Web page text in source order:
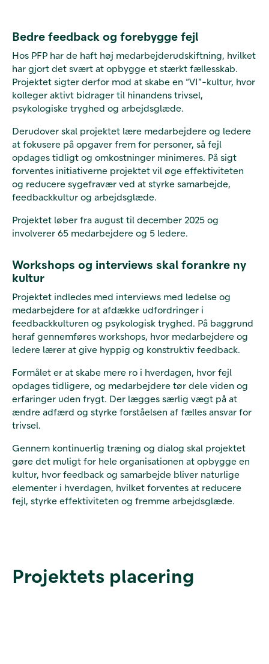
Bedre feedback og forebygge fejl
Hos PFP har de haft høj medarbejderudskiftning, hvilket
har gjort det svært at opbygge et stærkt fællesskab.
Projektet sigter derfor mod at skabe en “VI”-kultur, hvor
kolleger aktivt bidrager til hinandens trivsel,
psykologiske tryghed og arbejdsglæde.
Derudover skal projektet lære medarbejdere og ledere
at fokusere på opgaver frem for personer, så fejl
opdages tidligt og omkostninger minimeres. På sigt
forventes initiativerne projektet vil øge effektiviteten
og reducere sygefravær ved at styrke samarbejde,
feedbackkultur og arbejdsglæde.
Projektet løber fra august til december 2025 og
involverer 65 medarbejdere og 5 ledere.
Workshops og interviews skal forankre ny
kultur
Projektet indledes med interviews med ledelse og
medarbejdere for at afdække udfordringer i
feedbackkulturen og psykologisk tryghed. På baggrund
heraf gennemføres workshops, hvor medarbejdere og
ledere lærer at give hyppig og konstruktiv feedback.
Formålet er at skabe mere ro i hverdagen, hvor fejl
opdages tidligere, og medarbejdere tør dele viden og
erfaringer uden frygt. Der lægges særlig vægt på at
ændre adfærd og styrke forståelsen af fælles ansvar for
trivsel.
Gennem kontinuerlig træning og dialog skal projektet
gøre det muligt for hele organisationen at opbygge en
kultur, hvor feedback og samarbejde bliver naturlige
elementer i hverdagen, hvilket forventes at reducere
fejl, styrke effektiviteten og fremme arbejdsglæde.
Projektets placering